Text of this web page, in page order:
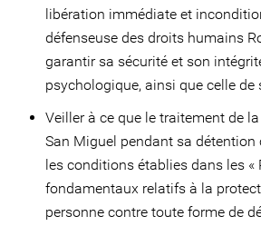
libération immédiate et
défenseuse des droits humains
garantir sa sécurité et son
psychologique, ainsi que celle de
Veiller à ce que le traitement de
San Miguel pendant sa détention
les conditions établies dans les «
fondamentaux relatifs à la
personne contre toute forme de